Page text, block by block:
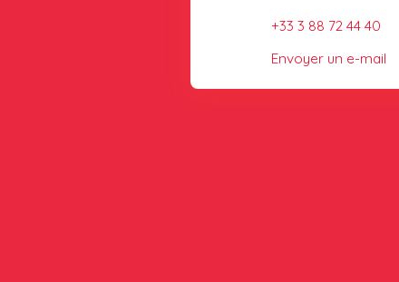
+33 3 88 72 44 40
Envoyer un e-mail